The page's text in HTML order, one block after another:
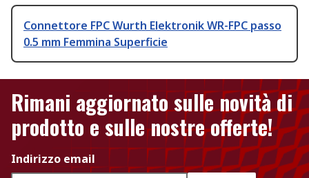
Connettore FPC Wurth Elektronik WR-FPC passo
0.5 mm Femmina Superficie
Rimani aggiornato sulle novità di
prodotto e sulle nostre offerte!
Indirizzo email